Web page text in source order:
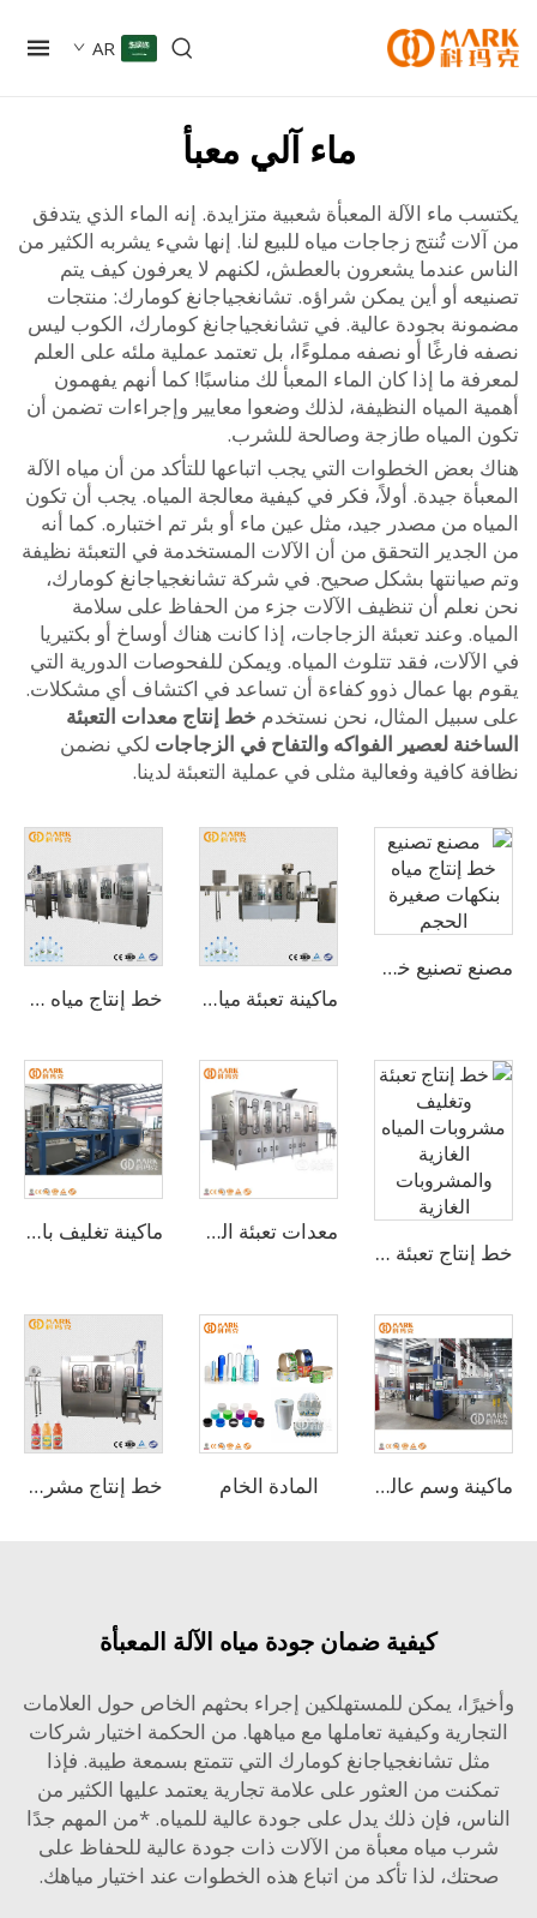
AR
ماء آلي معبأ
ماء الآلة المعبأة شعبية متزايدة. إنه الماء الذي يتدفق
تُنتج زجاجات مياه للبيع لنا. إنها شيء يشربه الكثير من
عندما يشعرون بالعطش، لكنهم لا يعرفون كيف يتم
أو أين يمكن شراؤه. تشانغجياجانغ كومارك: منتجات
بجودة عالية. في تشانغجياجانغ كومارك، الكوب ليس
فارغًا أو نصفه مملوءًا، بل تعتمد عملية ملئه على العلم
ما إذا كان الماء المعبأ لك مناسبًا! كما أنهم يفهمون
المياه النظيفة، لذلك وضعوا معايير وإجراءات تضمن أن
المياه طازجة وصالحة للشرب.
بعض الخطوات التي يجب اتباعها للتأكد من أن مياه الآلة
جيدة. أولاً، فكر في كيفية معالجة المياه. يجب أن تكون
من مصدر جيد، مثل عين ماء أو بئر تم اختباره. كما أنه
التحقق من أن الآلات المستخدمة في التعبئة نظيفة
بشكل صحيح. في شركة تشانغجياجانغ كومارك،
أن تنظيف الآلات جزء من الحفاظ على سلامة
وعند تعبئة الزجاجات، إذا كانت هناك أوساخ أو بكتيريا
فقد تتلوث المياه. ويمكن للفحوصات الدورية التي
بها عمال ذوو كفاءة أن تساعد في اكتشاف أي مشكلات.
المثال، نحن نستخدمخط إنتاج معدات التعبئة
لعصير الفواكه والتفاح في الزجاجاتلكي نضمن
كافية وفعالية مثلى في عملية التعبئة لدينا.
مصنع تصنيع خط إنتاج مياه بنكهات صغيرة الحجم
ماكينة تعبئة مياه شرب أوتوماتيكية بسعة 8000 زجاجة بالساعة (CGF16-16-5)
خط إنتاج مياه معدنية أوتوماتيكي 3 في 1 بسعة 15000 زجاجة بالساعة لزجاجات 500 مل (CGF32-32-8)
خط إنتاج تعبئة وتغليف مشروبات المياه الغازية والمشروبات الغازية
معدات تعبئة المياه المعدنية البلاستيكية سعة 5 لترات بطاقة 800 زجاجة في الساعة (CGF 6-6-1) ماكينة تغليف بالبلاستيك المُقلص الأوتوماتيكية ذات الجودة العالية
ماكينة وسم عالية السرعة بسرعة 12000 زجاجة في الساعة باستخدام ملصقات لاصقة ذائبة حرارياً من نوع OPP المادة الخام خط إنتاج مشروبات عصير الفواكه الطازجة
كيفية ضمان جودة مياه الآلة المعبأة
يمكن للمستهلكين إجراء بحثهم الخاص حول العلامات
وكيفية تعاملها مع مياهها. من الحكمة اختيار شركات
تشانغجياجانغ كومارك التي تتمتع بسمعة طيبة. فإذا
من العثور على علامة تجارية يعتمد عليها الكثير من
فإن ذلك يدل على جودة عالية للمياه. *من المهم جدًا
مياه معبأة من الآلات ذات جودة عالية للحفاظ على
لذا تأكد من اتباع هذه الخطوات عند اختيار مياهك.